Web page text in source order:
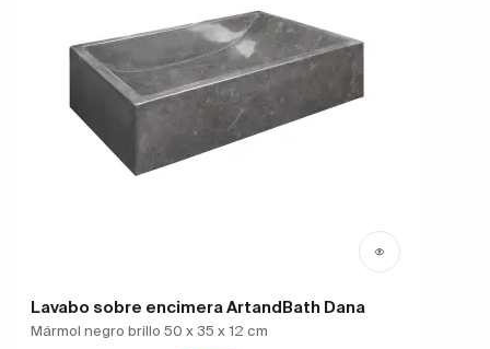
Lavabo sobre encimera ArtandBath Dana
Mármol negro brillo 50 x 35 x 12 cm